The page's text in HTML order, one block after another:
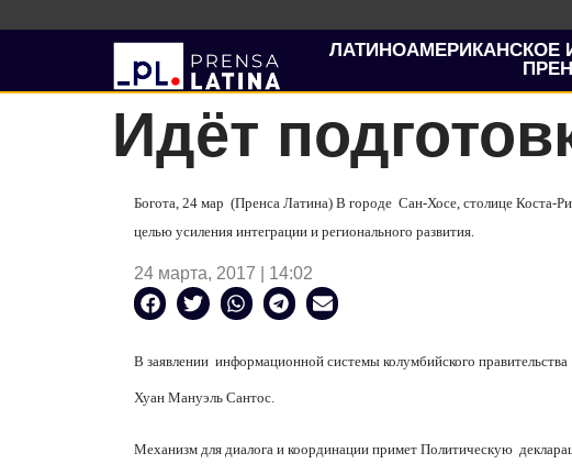
ЛАТИНОАМЕРИКАНСКОЕ
Идёт
Богота, 24 мар (Пренса Латина) В городе Сан-Хосе, столице Коста-
целью усиления интеграции и регионального развития.
24 марта, 2017 | 14:02
В заявлении информационной системы колумбийского
Хуан Мануэль Сантос.
Механизм для диалога и координации примет Политическую